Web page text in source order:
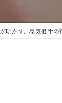
明かす、浮気相手の